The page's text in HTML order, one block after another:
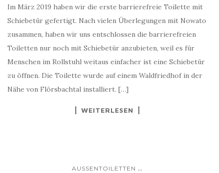
Im März 2019 haben wir die erste barrierefreie Toilette mit
Schiebetür gefertigt. Nach vielen Überlegungen mit Nowato
zusammen, haben wir uns entschlossen die barrierefreien
Toiletten nur noch mit Schiebetür anzubieten, weil es für
Menschen im Rollstuhl weitaus einfacher ist eine Schiebetür
zu öffnen. Die Toilette wurde auf einem Waldfriedhof in der
Nähe von Flörsbachtal installiert. […]
WEITERLESEN
AUSSENTOILETTEN ...